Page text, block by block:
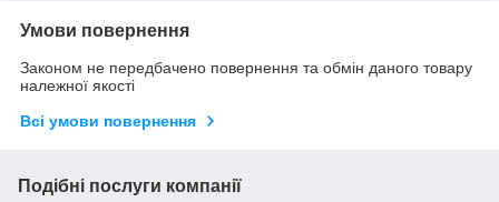
Умови повернення
Законом не передбачено повернення та обмін даного товару
належної якості
Всі умови повернення
Подібні послуги компанії